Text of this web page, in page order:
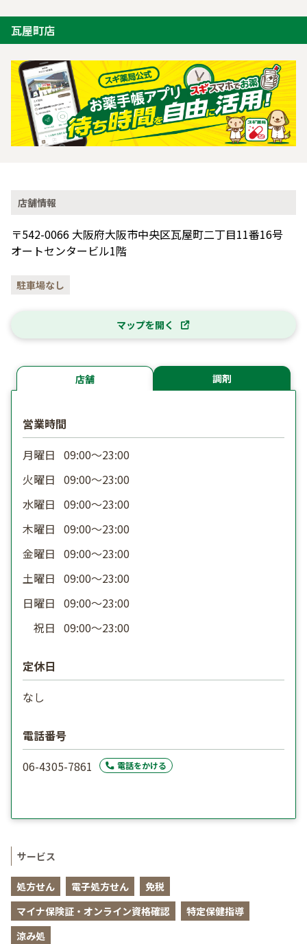
瓦屋町店
店舗情報
〒542-0066 大阪府大阪市中央区瓦屋町二丁目11番16号
オートセンタービル1階
駐車場なし
マップを開く
店舗 調剤
営業時間
月曜日 09:00〜23:00
火曜日 09:00〜23:00
水曜日 09:00〜23:00
木曜日 09:00〜23:00
金曜日 09:00〜23:00
土曜日 09:00〜23:00
日曜日 09:00〜23:00
祝日 09:00〜23:00
定休日
なし
電話番号
06-4305-7861
電話をかける
サービス
処方せん 電子処方せん
免税
マイナ保険証・オンライン資格確認
特定保健指導
涼み処